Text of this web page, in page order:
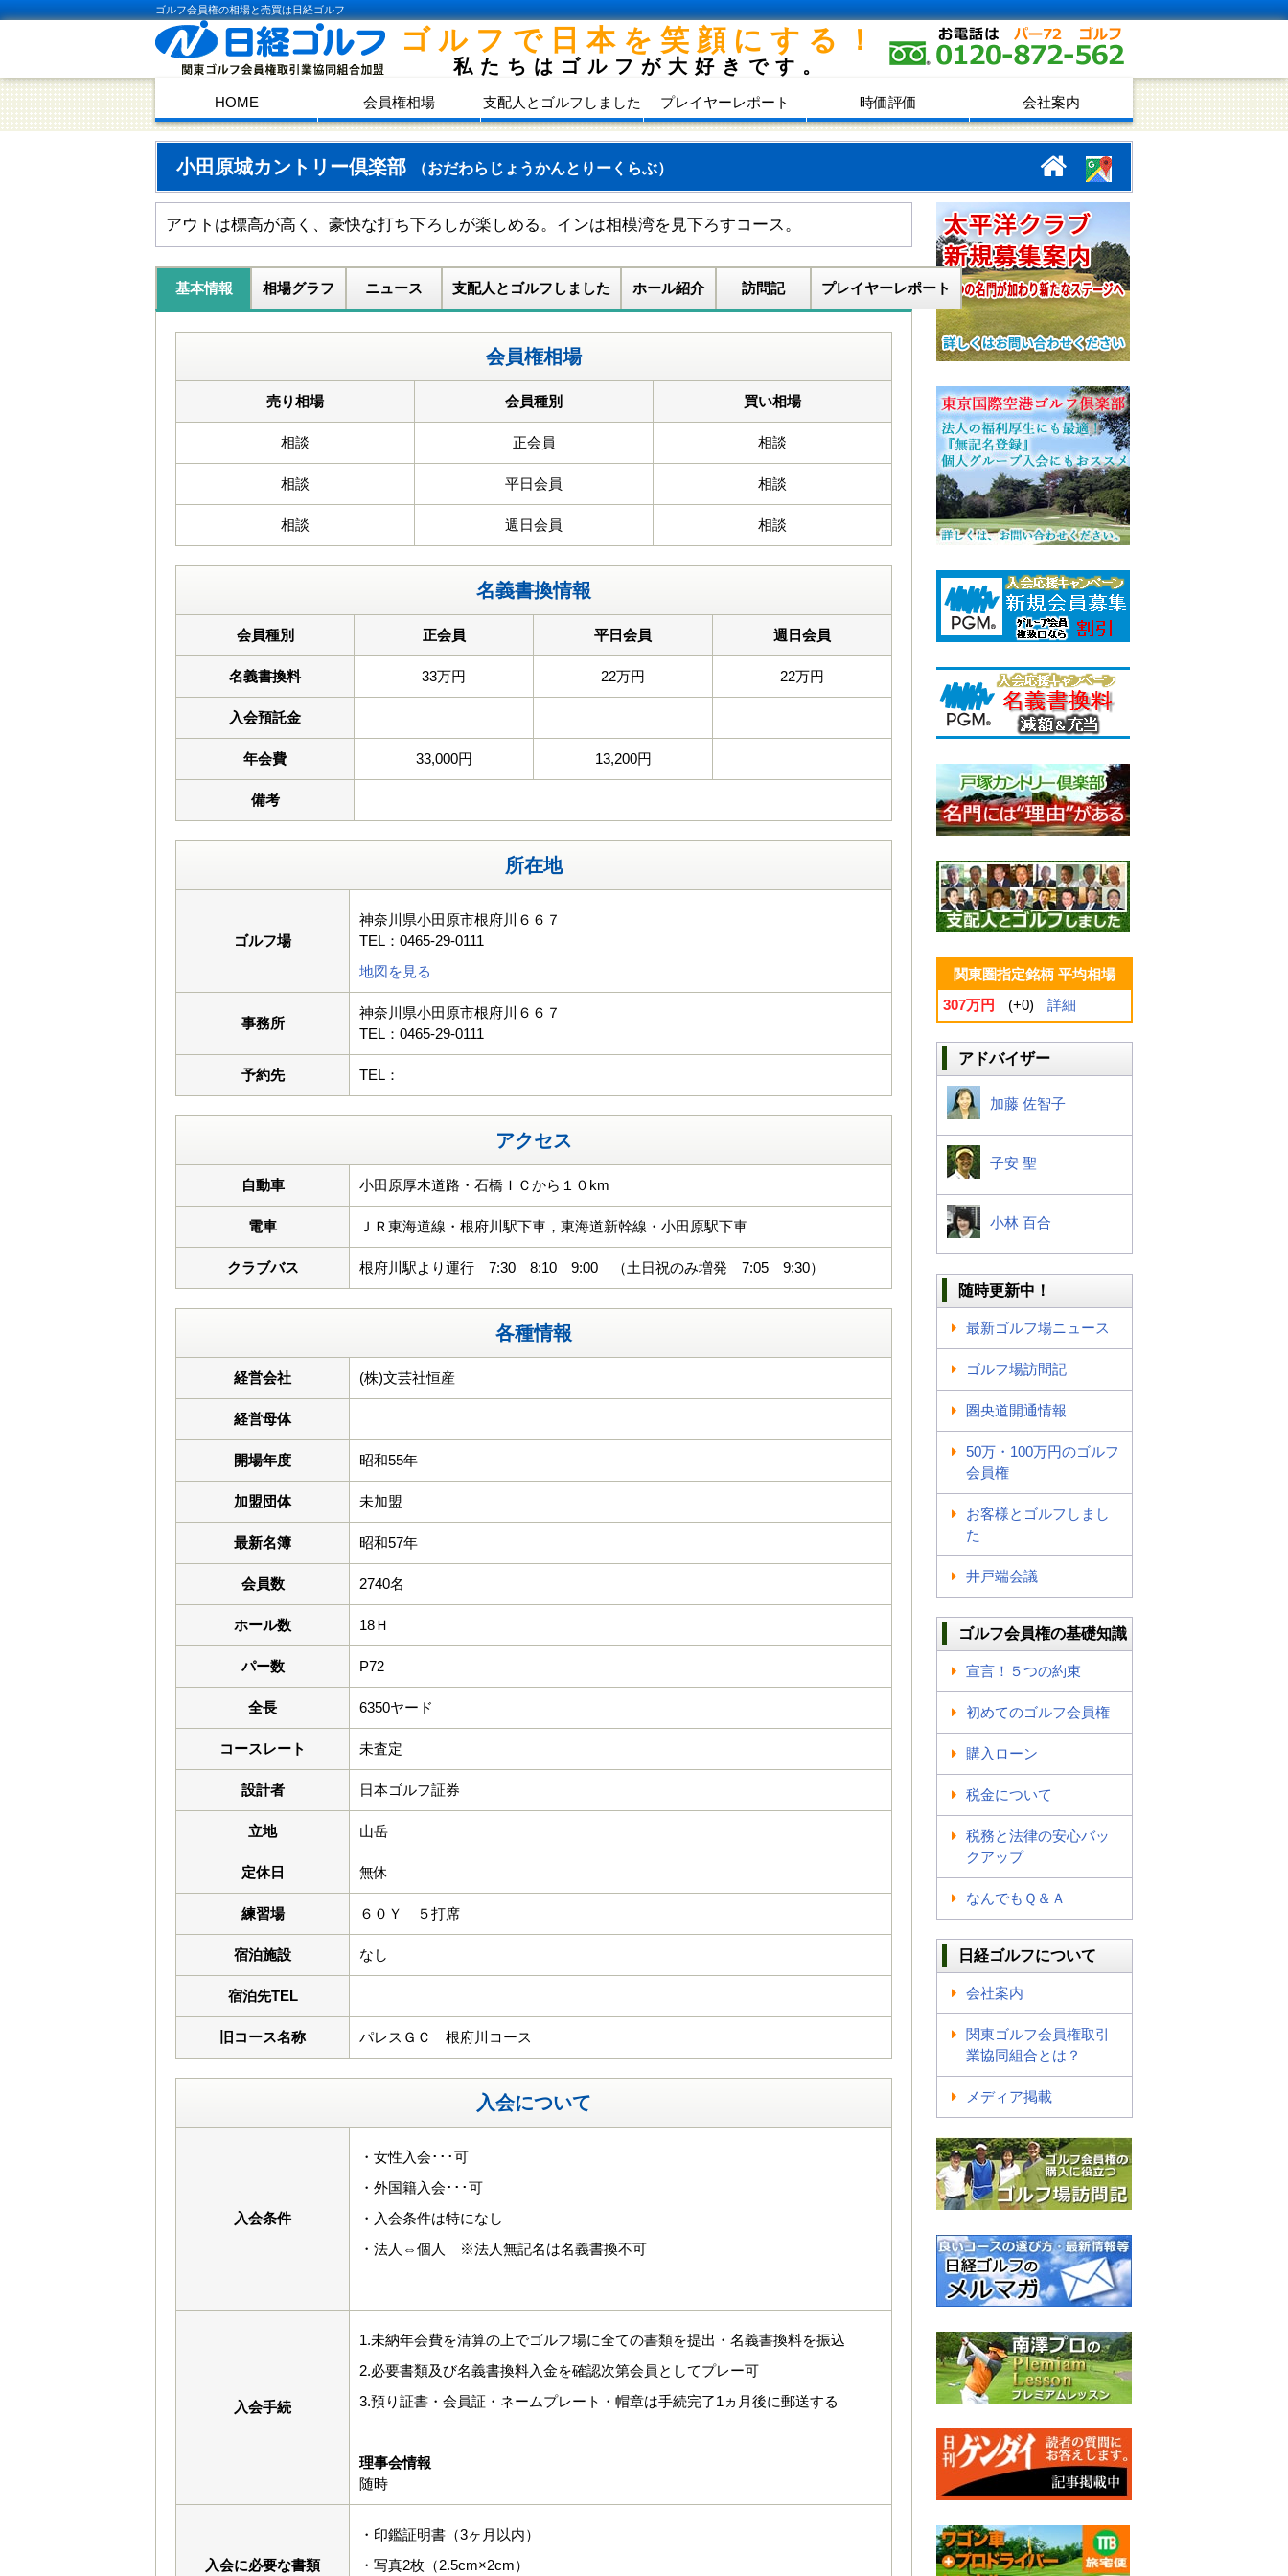
ゴルフ会員権の相場と売買は日経ゴルフ
ゴルフで日本を笑顔にする！
私たちはゴルフが大好きです。
HOME 会員権相場 支配人とゴルフしました プレイヤーレポート 時価評価 会社案内
小田原城カントリー倶楽部 （おだわらじょうかんとりーくらぶ）
アウトは標高が高く、豪快な打ち下ろしが楽しめる。インは相模湾を見下ろすコース。
基本情報 相場グラフ ニュース 支配人とゴルフしました ホール紹介 訪問記 プレイヤーレポート
会員権相場
売り相場 会員種別 買い相場
相談 正会員 相談
相談 平日会員 相談
相談 週日会員 相談
名義書換情報
会員種別 正会員 平日会員 週日会員
名義書換料 33万円 22万円 22万円
入会預託金
年会費 33,000円 13,200円
備考
所在地
ゴルフ場
神奈川県小田原市根府川６６７
TEL：0465-29-0111
地図を見る
事務所
神奈川県小田原市根府川６６７
TEL：0465-29-0111
予約先 TEL：
アクセス
自動車 小田原厚木道路・石橋ＩＣから１０km
電車 ＪＲ東海道線・根府川駅下車，東海道新幹線・小田原駅下車
クラブバス 根府川駅より運行 7:30 8:10 9:00 （土日祝のみ増発 7:05 9:30）
各種情報
経営会社 (株)文芸社恒産
経営母体
開場年度 昭和55年
加盟団体 未加盟
最新名簿 昭和57年
会員数 2740名
ホール数 18Ｈ
パー数 P72
全長 6350ヤード
コースレート 未査定
設計者 日本ゴルフ証券
立地 山岳
定休日 無休
練習場 ６０Ｙ ５打席
宿泊施設 なし
宿泊先TEL
旧コース名称 パレスＧＣ 根府川コース
入会について
入会条件
・女性入会･･･可
・外国籍入会･･･可
・入会条件は特になし
・法人⇔個人 ※法人無記名は名義書換不可
入会手続
1.未納年会費を清算の上でゴルフ場に全ての書類を提出・名義書換料を振込
2.必要書類及び名義書換料入金を確認次第会員としてプレー可
3.預り証書・会員証・ネームプレート・帽章は手続完了1ヵ月後に郵送する
理事会情報
随時
入会に必要な書類
・印鑑証明書（3ヶ月以内）
・写真2枚（2.5cm×2cm）
関東圏指定銘柄 平均相場
307万円
(+0) 詳細
アドバイザー
加藤 佐智子
子安 聖
小林 百合
随時更新中！
最新ゴルフ場ニュース
ゴルフ場訪問記
圏央道開通情報
50万・100万円のゴルフ
会員権
お客様とゴルフしまし
た
井戸端会議
ゴルフ会員権の基礎知識
宣言！５つの約束
初めてのゴルフ会員権
購入ローン
税金について
税務と法律の安心バッ
クアップ
なんでもＱ＆Ａ
日経ゴルフについて
会社案内
関東ゴルフ会員権取引
業協同組合とは？
メディア掲載